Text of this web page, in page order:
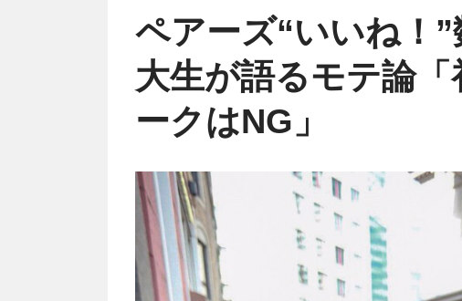
ペアーズ“いいね！
大生が語るモテ論「
ークはNG」